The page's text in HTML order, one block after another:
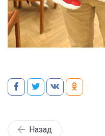
Назад